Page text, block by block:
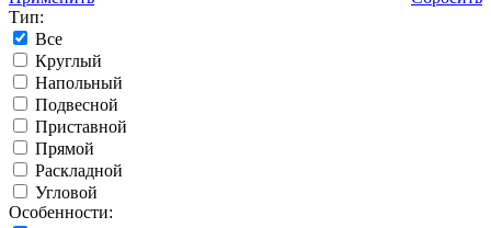
Тип:
Все
Круглый
Напольный
Подвесной
Приставной
Прямой
Раскладной
Угловой
Особенности: